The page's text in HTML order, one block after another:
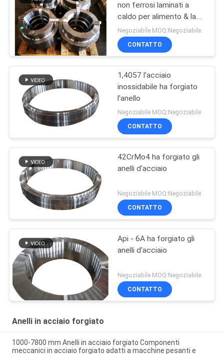
non ferrosi laminati a
caldo per alimento & la
bevanda Indutry
Negoziabile MOQ:Negoziabile
CONTATTO
1,4057 l'acciaio
inossidabile ha forgiato
l'anello
Negoziabile MOQ:Negoziabile
CONTATTO
42CrMo4 ha forgiato gli
anelli d'acciaio
Negoziabile MOQ:Negoziabile
CONTATTO
Api - 6A ha forgiato gli
anelli d'acciaio
Negoziabile MOQ:Negoziabile
CONTATTO
Anelli in acciaio forgiato
1000-7800 mm Anelli in acciaio forgiato Componenti
meccanici in acciaio forgiato adatti a macchine pesanti e